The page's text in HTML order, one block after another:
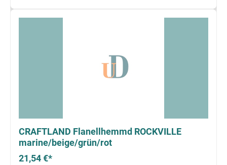
CRAFTLAND Flanellhemmd ROCKVILLE
marine/beige/grün/rot
21,54 €*